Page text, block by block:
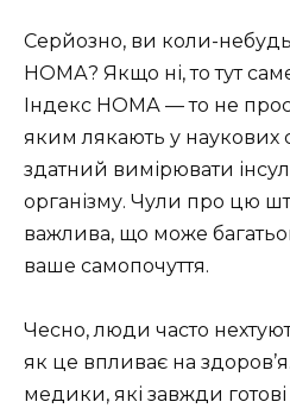
Серйозно, ви коли-
НОМА? Якщо ні, то тут
Індекс НОМА — то не
яким лякають у наукових
здатний вимірювати
організму. Чули про цю
важлива, що може
ваше самопочуття.
Чесно, люди часто
як це впливає на здоров’я.
медики, які завжди